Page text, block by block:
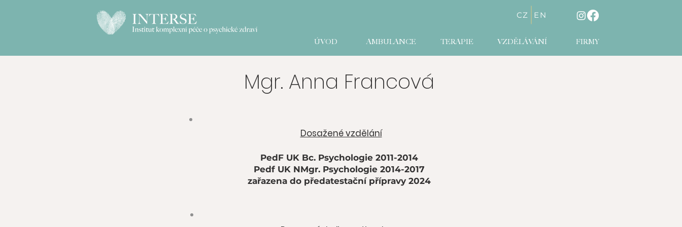
EN
CZ
ÚVOD AMBULANCE TERAPIE VZDĚLÁVÁNÍ FIRMY
Mgr. Anna Francová
Dosažené vzdělání
PedF UK Bc. Psychologie 2011-2014
Pedf UK NMgr. Psychologie 2014-2017
zařazena do předatestační přípravy 2024